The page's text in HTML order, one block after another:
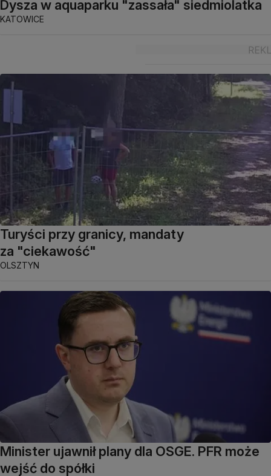
Dysza w aquaparku "zassała" siedmiolatka
KATOWICE
Turyści przy granicy, mandaty
za "ciekawość"
OLSZTYN
Minister ujawnił plany dla OSGE. PFR może
wejść do spółki